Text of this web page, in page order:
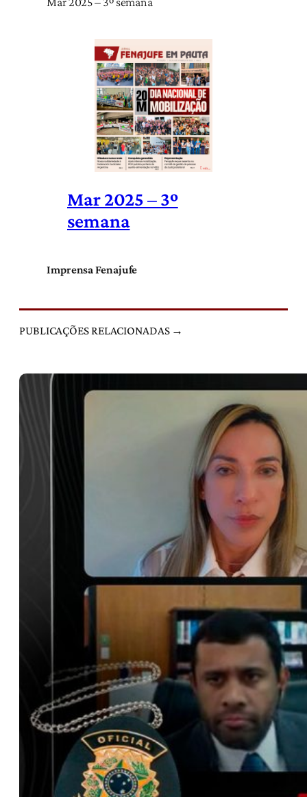
Mar 2025 – 3º
semana
Imprensa Fenajufe
PUBLICAÇÕES RELACIONADAS →